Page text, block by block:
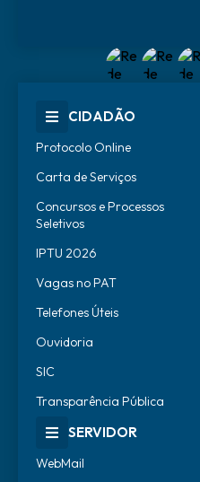
CIDADÃO
Protocolo Online
Carta de Serviços
Concursos e Processos
Seletivos
IPTU 2026
Vagas no PAT
Telefones Úteis
Ouvidoria
SIC
Transparência Pública
SERVIDOR
WebMail